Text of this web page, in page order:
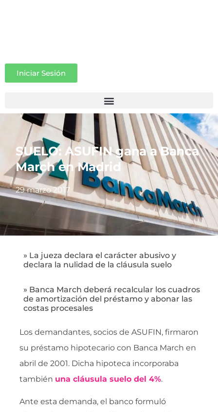
Iniciar Sesión
SUELO: ASUFIN gana a Banca
March en Madrid
29 marzo 2017
» La jueza declara el carácter abusivo y
declara la nulidad de la cláusula suelo
» Banca March deberá recalcular los cuadros
de amortización del préstamo y abonar las
costas procesales
Los demandantes, socios de ASUFIN, firmaron
su préstamo hipotecario con Banca March en
abril de 2001. Dicha hipoteca incorporaba
también una cláusula suelo del 4%.
Ante esta demanda, el banco formuló